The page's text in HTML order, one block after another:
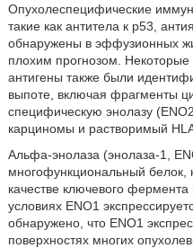
Опухолеспецифические
такие как антитела к р53,
обнаружены в эффузионных
плохим прогнозом.
антигены также были
выпоте, включая фрагменты
специфическую энолазу
карциномы и растворимый
Альфа-энолаза (энолаза-1,
многофункциональный
качестве ключевого
условиях ENO1
обнаружено, что ENO1
поверхностях многих